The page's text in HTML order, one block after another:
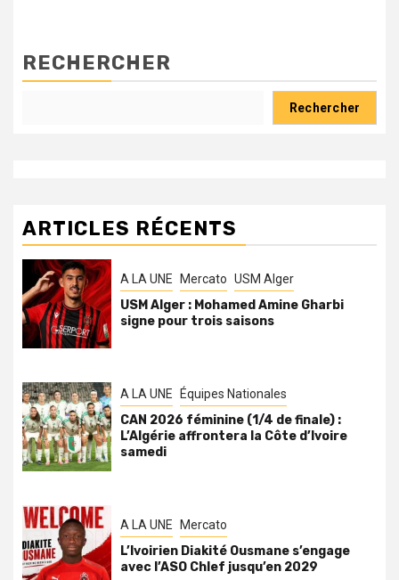
RECHERCHER
Rechercher
ARTICLES RÉCENTS
A LA UNE Mercato USM Alger
USM Alger : Mohamed Amine Gharbi
signe pour trois saisons
A LA UNE Équipes Nationales
CAN 2026 féminine (1/4 de finale) :
L’Algérie affrontera la Côte d’Ivoire
samedi
A LA UNE Mercato
L’Ivoirien Diakité Ousmane s’engage
avec l’ASO Chlef jusqu’en 2029